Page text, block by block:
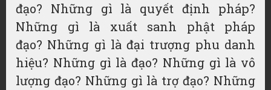
đạo? Những gì là quyết định pháp?
Những gì là xuất sanh phật pháp
đạo? Những gì là đại trượng phu danh
hiệu? Những gì là đạo? Những gì là vô
lượng đạo? Những gì là trợ đạo? Những